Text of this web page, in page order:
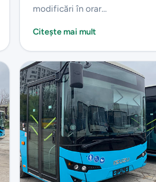
modificări în orar...
Citește mai mult